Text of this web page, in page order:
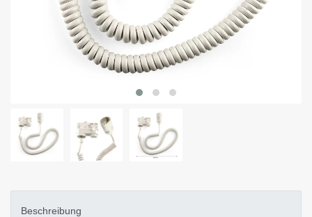
Beschreibung